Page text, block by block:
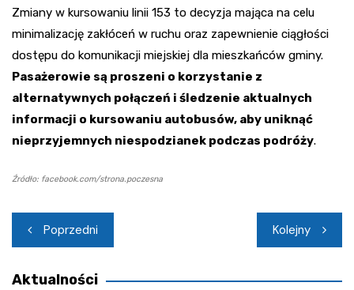
Zmiany w kursowaniu linii 153 to decyzja mająca na celu
minimalizację zakłóceń w ruchu oraz zapewnienie ciągłości
dostępu do komunikacji miejskiej dla mieszkańców gminy.
Pasażerowie są proszeni o korzystanie z
alternatywnych połączeń i śledzenie aktualnych
informacji o kursowaniu autobusów, aby uniknąć
nieprzyjemnych niespodzianek podczas podróży.
Źródło: facebook.com/strona.poczesna
Nawigacja
wpisu
Poprzedni Kolejny
Aktualności